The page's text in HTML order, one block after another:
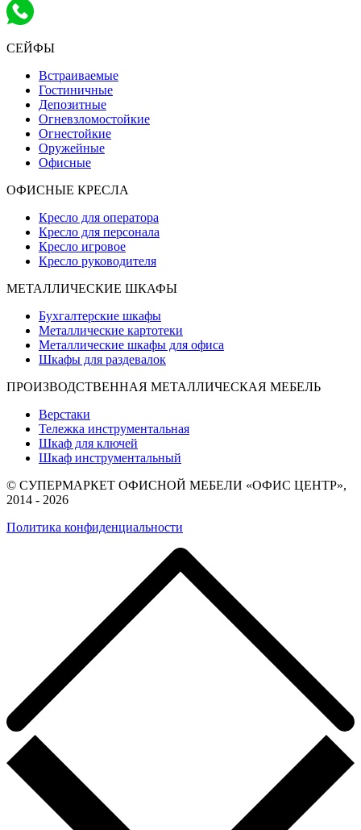
СЕЙФЫ
Встраиваемые
Гостиничные
Депозитные
Огневзломостойкие
Огнестойкие
Оружейные
Офисные
ОФИСНЫЕ КРЕСЛА
Кресло для оператора
Кресло для персонала
Кресло игровое
Кресло руководителя
МЕТАЛЛИЧЕСКИЕ ШКАФЫ
Бухгалтерские шкафы
Металлические картотеки
Металлические шкафы для офиса
Шкафы для раздевалок
ПРОИЗВОДСТВЕННАЯ МЕТАЛЛИЧЕСКАЯ МЕБЕЛЬ
Верстаки
Тележка инструментальная
Шкаф для ключей
Шкаф инструментальный
© СУПЕРМАРКЕТ ОФИСНОЙ МЕБЕЛИ «ОФИС ЦЕНТР»,
2014 - 2026
Политика конфиденциальности